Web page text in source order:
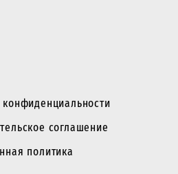
конфиденциальности
соглашение
политика